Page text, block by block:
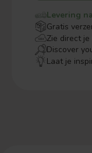
Levering
Gratis
Zie direct
Discover
Laat je